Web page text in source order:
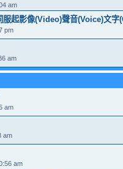
am
服起影像(Video)聲音(Voice)文字
pm
am
am
am
am